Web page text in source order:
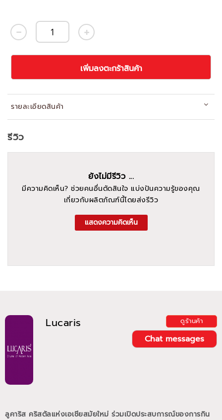
เพิ่มลงตะกร้าสินค้า
รายละเอียดสินค้า
Lucaris ดูร้านค้า
Chat messages
ลูคาริส คริสตัลแห่งเอเชียสมัยใหม่ ร่วมเปิดประสบการณ์ของการกิน
รีวิว
ยังไม่มีรีวิว ...
มีความคิดเห็น? ช่วยคนอื่นตัดสินใจ แบ่งปันความรู้ของคุณ
เกี่ยวกับผลิตภัณฑ์นี้โดยส่งรีวิว
แสดงความคิดเห็น